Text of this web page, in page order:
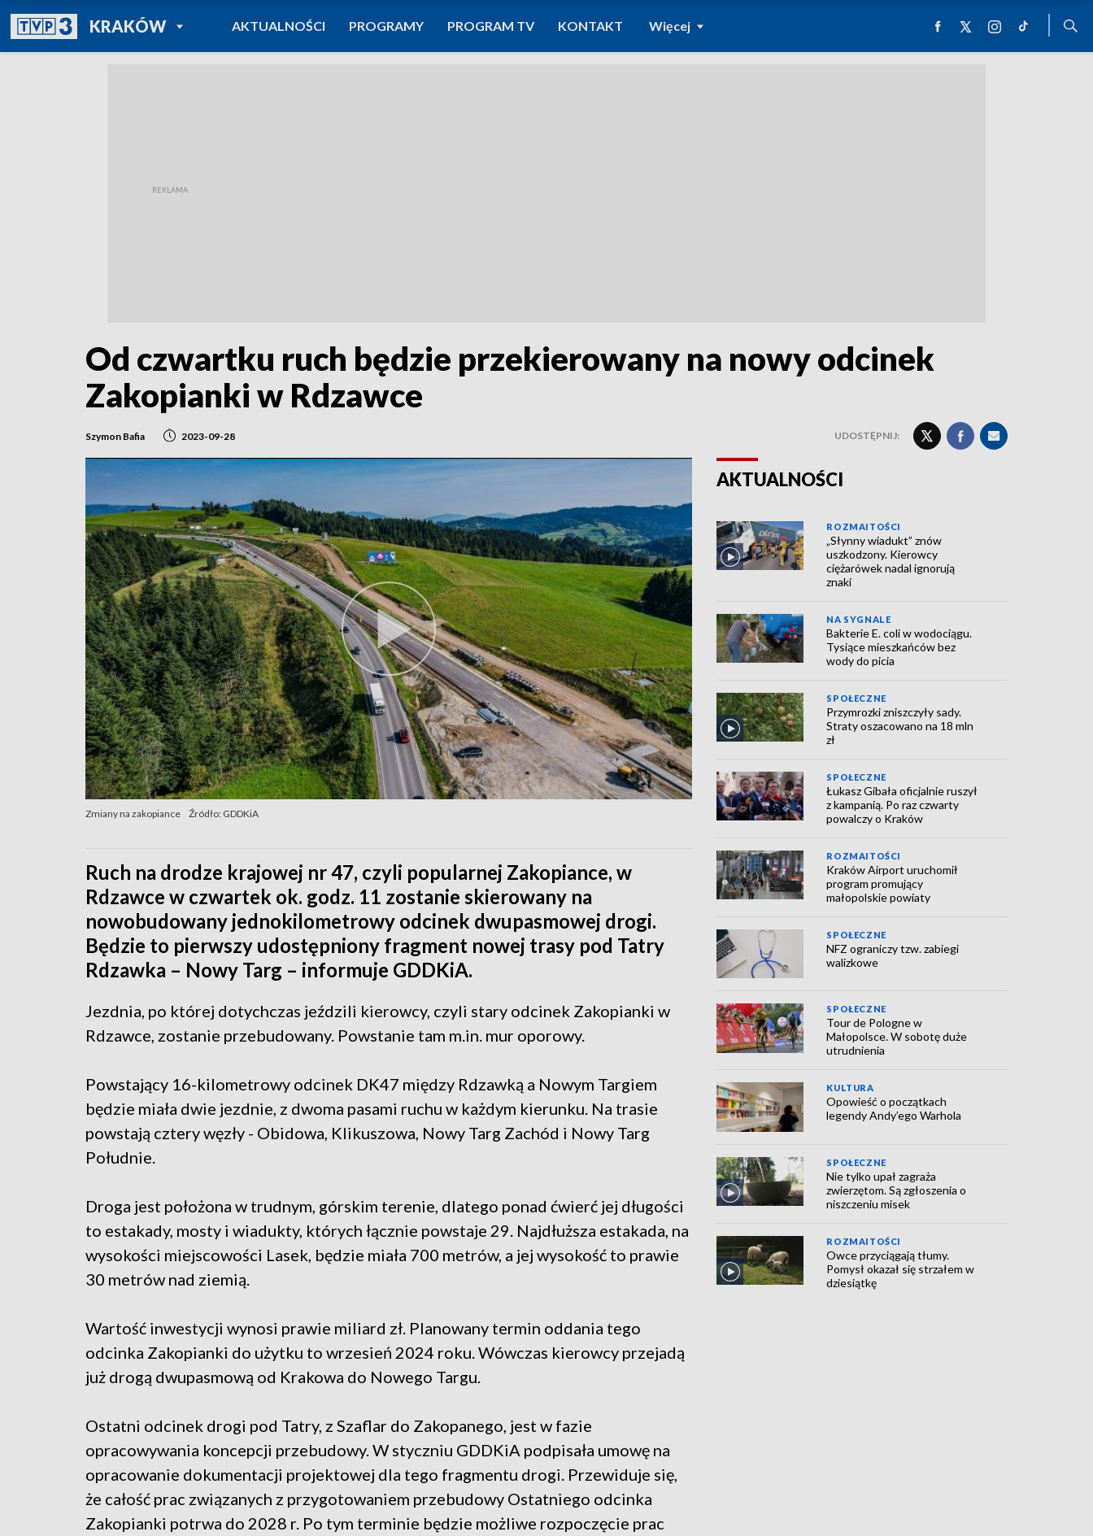
KRAKÓWPOWRÓT DO
TVP REGIONY
AKTUALNOŚCI PROGRAMY PROGRAM TV KONTAKT Więcej
Od czwartku ruch będzie przekierowany na nowy odcinek
Zakopianki w Rdzawce
Szymon Bafia 2023-09-28 UDOSTĘPNIJ:
Zmiany na zakopiance Źródło: GDDKiA
Ruch na drodze krajowej nr 47, czyli popularnej Zakopiance, w
Rdzawce w czwartek ok. godz. 11 zostanie skierowany na
nowobudowany jednokilometrowy odcinek dwupasmowej drogi.
Będzie to pierwszy udostępniony fragment nowej trasy pod Tatry
Rdzawka – Nowy Targ – informuje GDDKiA.
Jezdnia, po której dotychczas jeździli kierowcy, czyli stary odcinek Zakopianki w
Rdzawce, zostanie przebudowany. Powstanie tam m.in. mur oporowy.
Powstający 16-kilometrowy odcinek DK47 między Rdzawką a Nowym Targiem
będzie miała dwie jezdnie, z dwoma pasami ruchu w każdym kierunku. Na trasie
powstają cztery węzły - Obidowa, Klikuszowa, Nowy Targ Zachód i Nowy Targ
Południe.
Droga jest położona w trudnym, górskim terenie, dlatego ponad ćwierć jej długości
to estakady, mosty i wiadukty, których łącznie powstaje 29. Najdłuższa estakada, na
wysokości miejscowości Lasek, będzie miała 700 metrów, a jej wysokość to prawie
30 metrów nad ziemią.
Wartość inwestycji wynosi prawie miliard zł. Planowany termin oddania tego
odcinka Zakopianki do użytku to wrzesień 2024 roku. Wówczas kierowcy przejadą
już drogą dwupasmową od Krakowa do Nowego Targu.
Ostatni odcinek drogi pod Tatry, z Szaflar do Zakopanego, jest w fazie
opracowywania koncepcji przebudowy. W styczniu GDDKiA podpisała umowę na
opracowanie dokumentacji projektowej dla tego fragmentu drogi. Przewiduje się,
że całość prac związanych z przygotowaniem przebudowy Ostatniego odcinka
Zakopianki potrwa do 2028 r. Po tym terminie będzie możliwe rozpoczęcie prac
AKTUALNOŚCI
ROZMAITOŚCI
„Słynny wiadukt” znów
uszkodzony. Kierowcy
ciężarówek nadal ignorują
znaki
NA SYGNALE
Bakterie E. coli w wodociągu.
Tysiące mieszkańców bez
wody do picia
SPOŁECZNE
Przymrozki zniszczyły sady.
Straty oszacowano na 18 mln
zł
SPOŁECZNE
Łukasz Gibała oficjalnie ruszył
z kampanią. Po raz czwarty
powalczy o Kraków
ROZMAITOŚCI
Kraków Airport uruchomił
program promujący
małopolskie powiaty
SPOŁECZNE
NFZ ograniczy tzw. zabiegi
walizkowe
SPOŁECZNE
Tour de Pologne w
Małopolsce. W sobotę duże
utrudnienia
KULTURA
Opowieść o początkach
legendy Andy’ego Warhola
SPOŁECZNE
Nie tylko upał zagraża
zwierzętom. Są zgłoszenia o
niszczeniu misek
ROZMAITOŚCI
Owce przyciągają tłumy.
Pomysł okazał się strzałem w
dziesiątkę